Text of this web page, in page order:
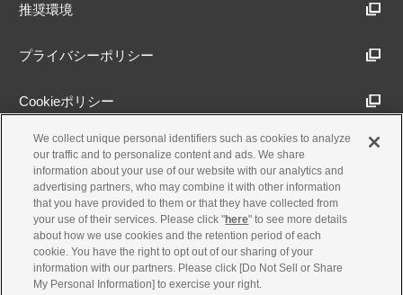
推奨環境
プライバシーポリシー
Cookieポリシー
アクセシビリティ方針
古物営業法に基づく表示
製品・事業のお問合せ
We collect unique personal identifiers such as cookies to analyze
our traffic and to personalize content and ads. We share
information about your use of our website with our analytics and
advertising partners, who may combine it with other information
that you have provided to them or that they have collected from
your use of their services. Please click "here" to see more details
about how we use cookies and the retention period of each
cookie. You have the right to opt out of our sharing of your
information with our partners. Please click [Do Not Sell or Share
My Personal Information] to exercise your right.